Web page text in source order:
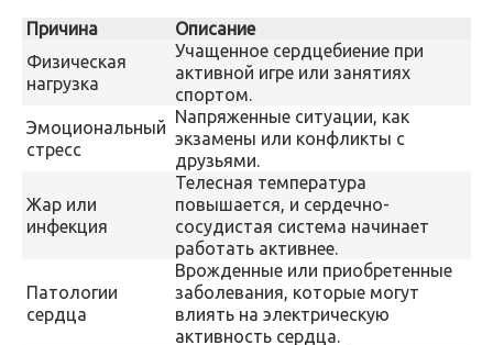
Причина
Описание
Физическая
нагрузка
Учащенное сердцебиение при
активной игре или занятиях
спортом.
Эмоциональный
стресс
Nапряженные ситуации, как
экзамены или конфликты с
друзьями.
Жар или
инфекция
Телесная температура
повышается, и сердечно-
сосудистая система начинает
работать активнее.
Патологии
сердца
Врожденные или приобретенные
заболевания, которые могут
влиять на электрическую
активность сердца.